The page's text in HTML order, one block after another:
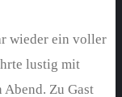
wieder ein voller
lustig mit
Zu Gast